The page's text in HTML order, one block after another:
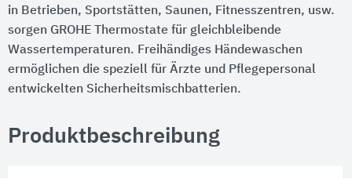
in Betrieben, Sportstätten, Saunen, Fitnesszentren, usw.
sorgen GROHE Thermostate für gleichbleibende
Wassertemperaturen. Freihändiges Händewaschen
ermöglichen die speziell für Ärzte und Pflegepersonal
entwickelten Sicherheitsmischbatterien.
Produktbeschreibung